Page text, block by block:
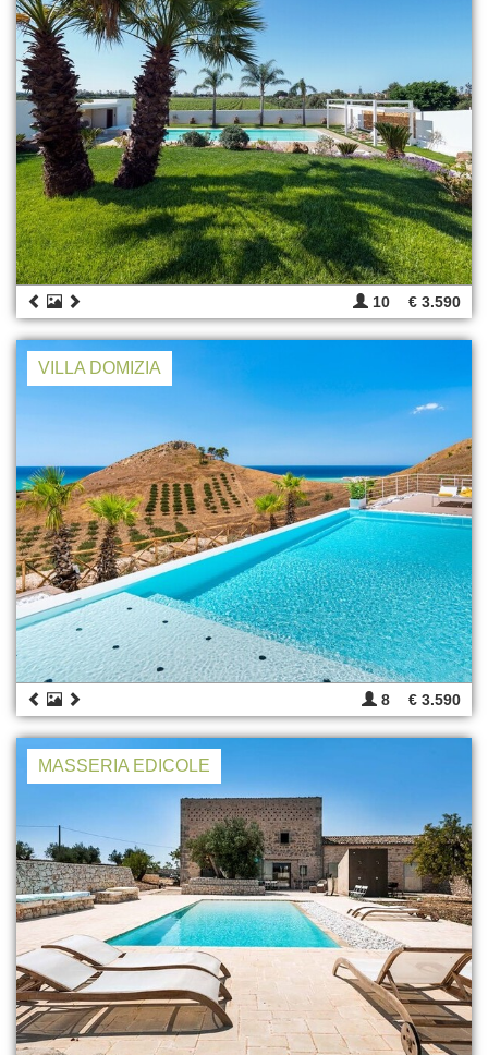
10 € 3.590
VILLA DOMIZIA
8 € 3.590
MASSERIA EDICOLE